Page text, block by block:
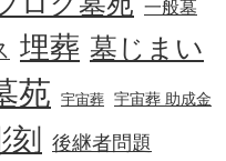
一般墓
埋葬 墓じまい
苑 宇宙葬 宇宙葬 助成金
刻 後継者問題